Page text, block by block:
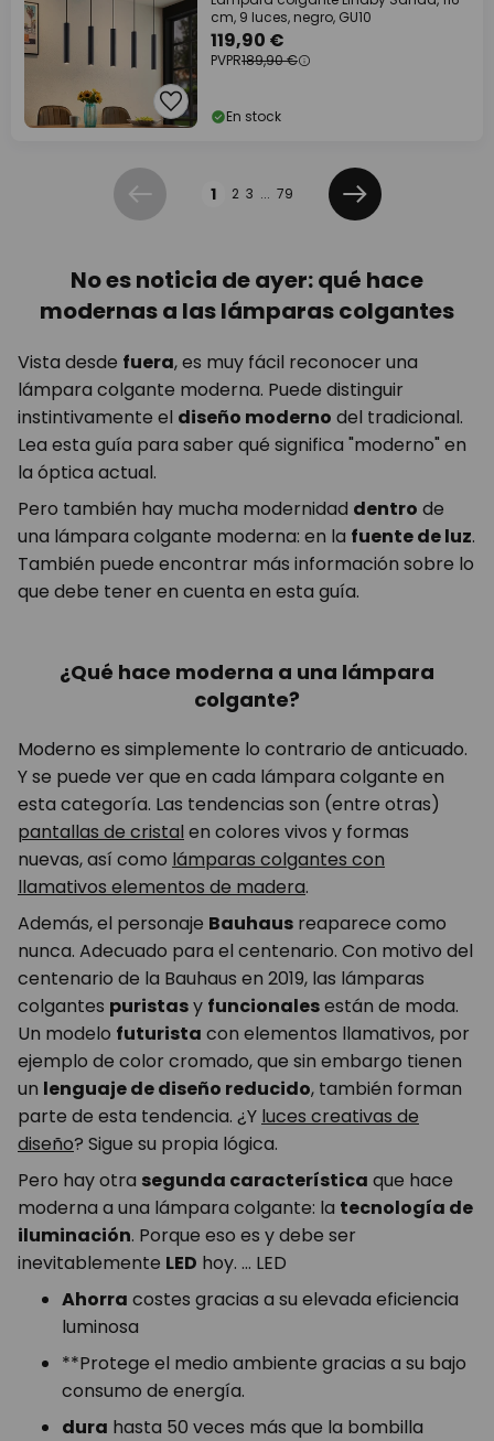
cm, 9 luces, negro, GU10
119,90 €
PVPR189,90 €
En stock
Anterior 1 2 3 ... 79
Siguiente
No es noticia de ayer: qué hace
modernas a las lámparas colgantes
Vista desde fuera, es muy fácil reconocer una
lámpara colgante moderna. Puede distinguir
instintivamente el diseño moderno del tradicional.
Lea esta guía para saber qué significa "moderno" en
la óptica actual.
Pero también hay mucha modernidad dentro de
una lámpara colgante moderna: en la fuente de luz.
También puede encontrar más información sobre lo
que debe tener en cuenta en esta guía.
¿Qué hace moderna a una lámpara
colgante?
Moderno es simplemente lo contrario de anticuado.
Y se puede ver que en cada lámpara colgante en
esta categoría. Las tendencias son (entre otras)
pantallas de cristal en colores vivos y formas
nuevas, así como lámparas colgantes con
llamativos elementos de madera.
Además, el personaje Bauhaus reaparece como
nunca. Adecuado para el centenario. Con motivo del
centenario de la Bauhaus en 2019, las lámparas
colgantes puristasy funcionalesestán de moda.
Un modelo futurista con elementos llamativos, por
ejemplo de color cromado, que sin embargo tienen
un lenguaje de diseño reducido, también forman
parte de esta tendencia. ¿Y luces creativas de
diseño? Sigue su propia lógica.
Pero hay otra segunda característica que hace
moderna a una lámpara colgante: la tecnología de
iluminación. Porque eso es y debe ser
inevitablemente LED hoy. … LED
Ahorra costes gracias a su elevada eficiencia
luminosa
**Protege el medio ambiente gracias a su bajo
consumo de energía.
dura hasta 50 veces más que la bombilla